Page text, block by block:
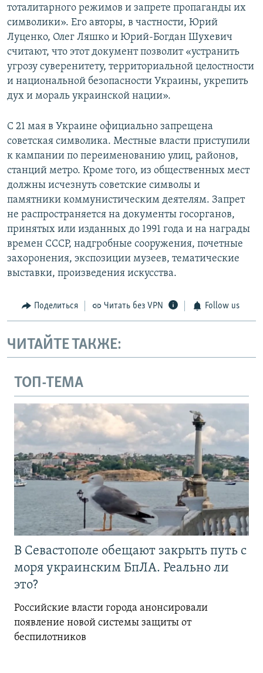
тоталитарного режимов и запрете пропаганды их
символики». Его авторы, в частности, Юрий
Луценко, Олег Ляшко и Юрий-Богдан Шухевич
считают, что этот документ позволит «устранить
угрозу суверенитету, территориальной целостности
и национальной безопасности Украины, укрепить
дух и мораль украинской нации».
С 21 мая в Украине официально запрещена
советская символика. Местные власти приступили
к кампании по переименованию улиц, районов,
станций метро. Кроме того, из общественных мест
должны исчезнуть советские символы и
памятники коммунистическим деятелям. Запрет
не распространяется на документы госорганов,
принятых или изданных до 1991 года и на награды
времен СССР, надгробные сооружения, почетные
захоронения, экспозиции музеев, тематические
выставки, произведения искусства.
Поделиться Читать без VPN Follow us
ЧИТАЙТЕ ТАКЖЕ:
ТОП-ТЕМА
В Севастополе обещают закрыть путь с
моря украинским БпЛА. Реально ли
это?
Российские власти города анонсировали
появление новой системы защиты от
беспилотников